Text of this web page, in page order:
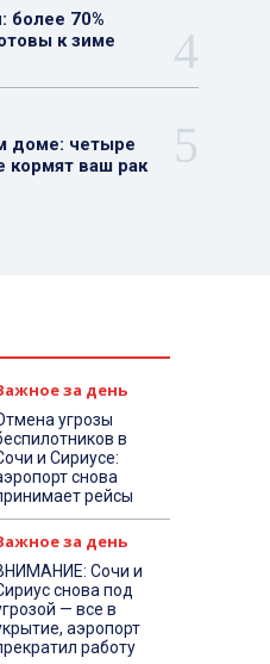
70%
к зиме
доме: четыре
кормят ваш рак
за день
угрозы
в
и Сириусе:
снова
рейсы
за день
Сочи и
снова под
— все в
аэропорт
работу